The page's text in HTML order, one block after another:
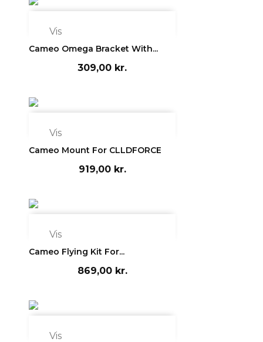
Vis
Cameo Omega Bracket With...
309,00 kr.
Vis
Cameo Mount For CLLDFORCE
919,00 kr.
Vis
Cameo Flying Kit For...
869,00 kr.
Vis